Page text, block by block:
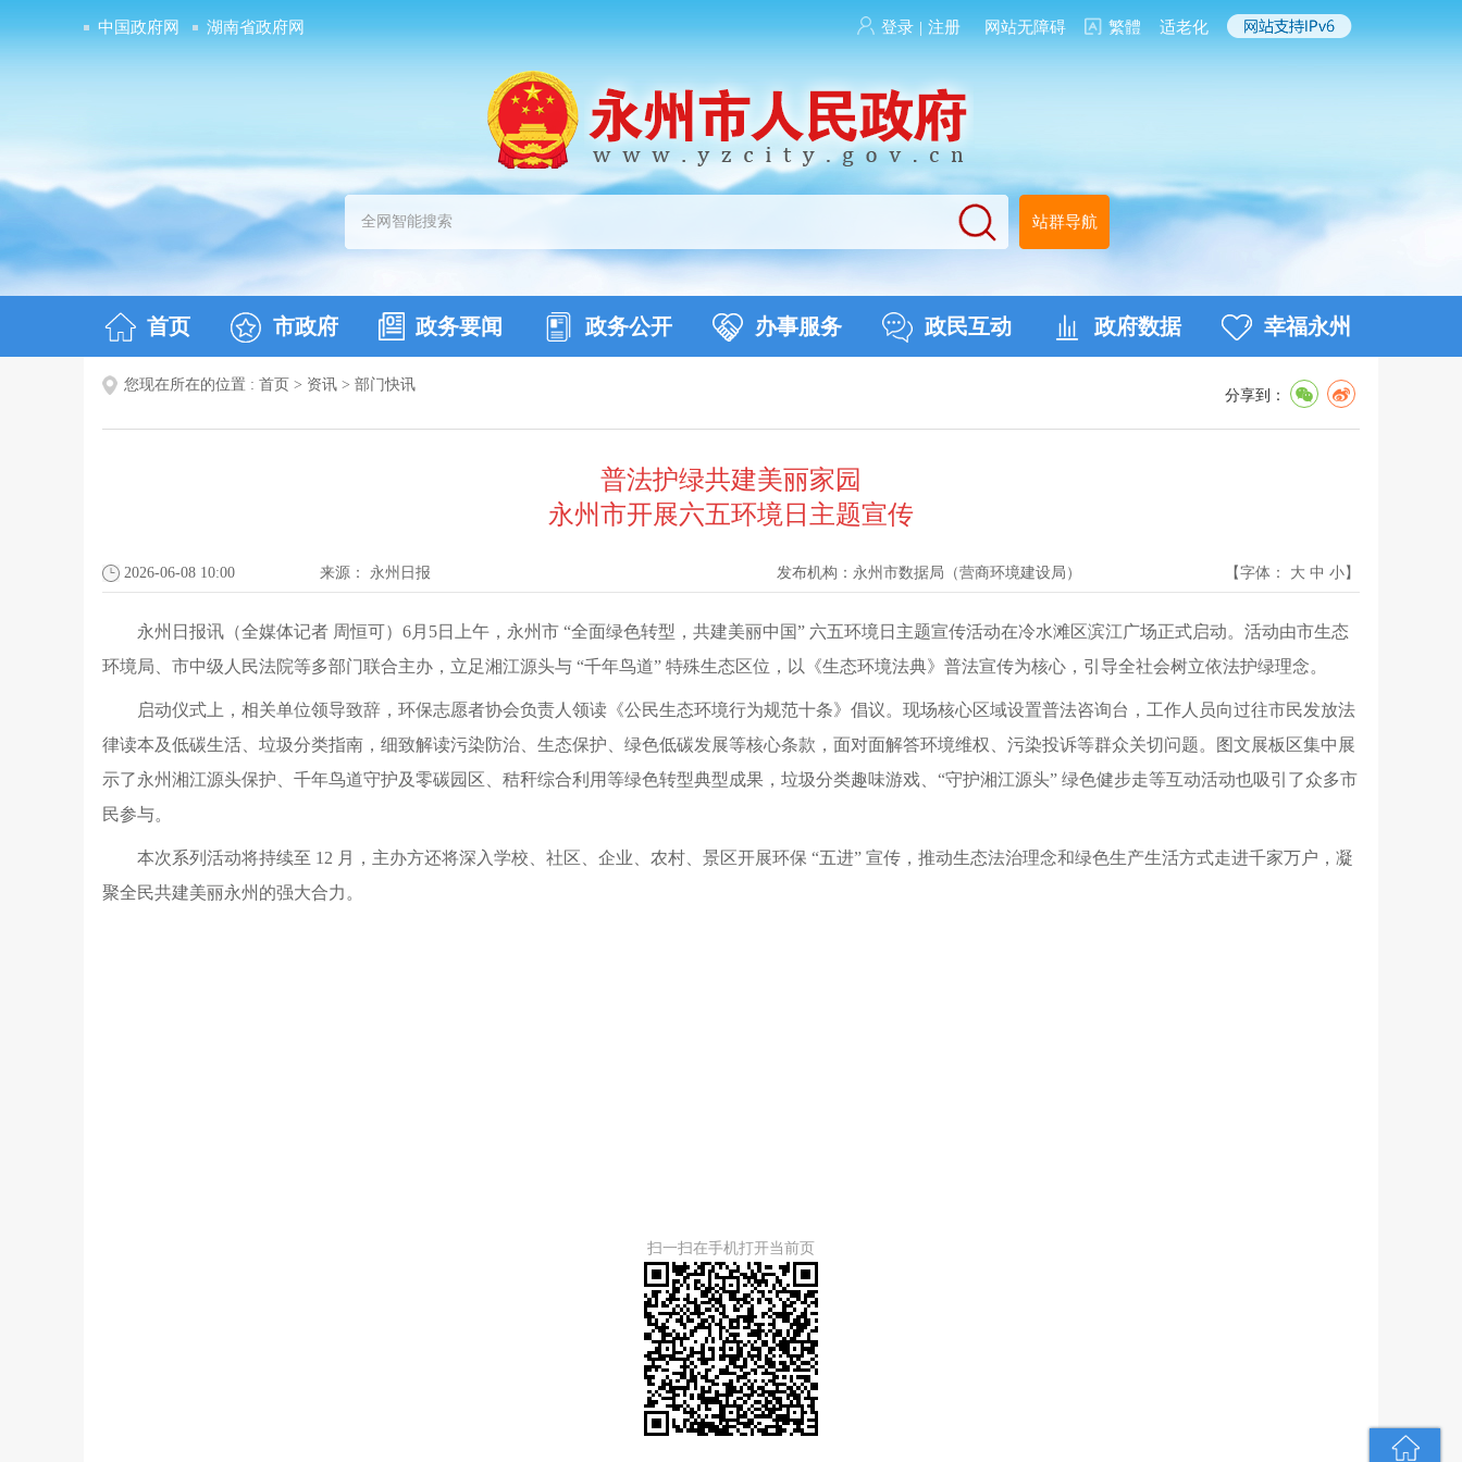
中国政府网 湖南省政府网 登录 | 注册 网站无障碍 繁體 适老化
站群导航
首页 市政府 政务要闻 政务公开 办事服务 政民互动 政府数据 幸福永州
您现在所在的位置 : 首页 > 资讯 > 部门快讯
分享到：
普法护绿共建美丽家园
永州市开展六五环境日主题宣传
2026-06-08 10:00 来源： 永州日报 发布机构： 永州市数据局（营商环境建设局） 【字体： 大 中 小】
永州日报讯（全媒体记者 周恒可）6月5日上午，永州市 “全面绿色转型，共建美丽中国” 六五环境日主题宣传活动在冷水滩区滨江广场正式启动。活动由市生态
环境局、市中级人民法院等多部门联合主办，立足湘江源头与 “千年鸟道” 特殊生态区位，以《生态环境法典》普法宣传为核心，引导全社会树立依法护绿理念。
启动仪式上，相关单位领导致辞，环保志愿者协会负责人领读《公民生态环境行为规范十条》倡议。现场核心区域设置普法咨询台，工作人员向过往市民发放法
律读本及低碳生活、垃圾分类指南，细致解读污染防治、生态保护、绿色低碳发展等核心条款，面对面解答环境维权、污染投诉等群众关切问题。图文展板区集中展
示了永州湘江源头保护、千年鸟道守护及零碳园区、秸秆综合利用等绿色转型典型成果，垃圾分类趣味游戏、“守护湘江源头” 绿色健步走等互动活动也吸引了众多市
民参与。
本次系列活动将持续至 12 月，主办方还将深入学校、社区、企业、农村、景区开展环保 “五进” 宣传，推动生态法治理念和绿色生产生活方式走进千家万户，凝
聚全民共建美丽永州的强大合力。
扫一扫在手机打开当前页